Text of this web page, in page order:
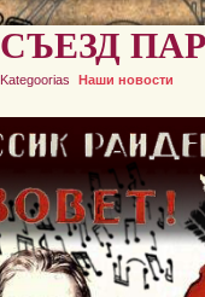
СЪЕЗД
Kategoorias Наши новости